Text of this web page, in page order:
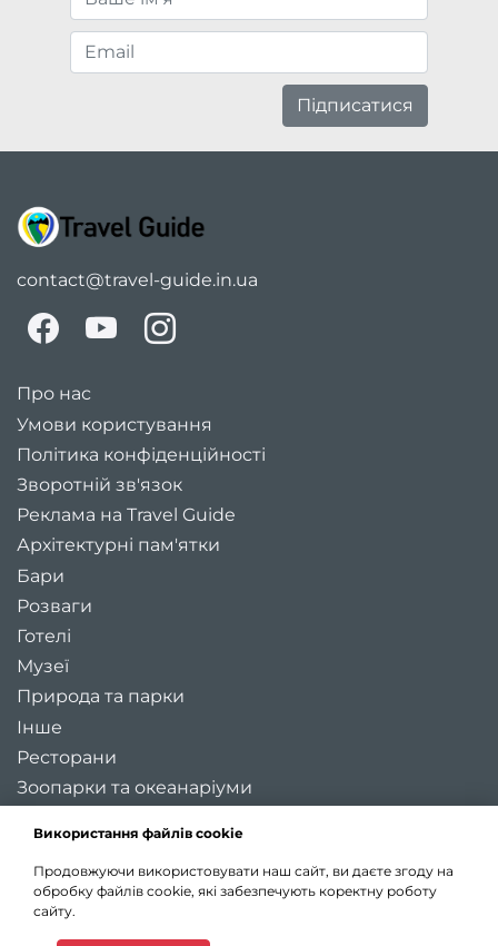
Використання файлів cookie
Продовжуючи використовувати наш сайт, ви даєте згоду на
обробку файлів cookie, які забезпечують коректну роботу
сайту.
Підписатися
contact@travel-guide.in.ua
Про нас
Умови користування
Політика конфіденційності
Зворотній зв'язок
Реклама на Travel Guide
Архітектурні пам'ятки
Бари
Розваги
Готелі
Музеї
Природа та парки
Інше
Ресторани
Зоопарки та океанаріуми
Регіони України
Туристичні міста України
Карта України
Статті